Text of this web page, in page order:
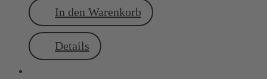
In den Warenkorb
Details